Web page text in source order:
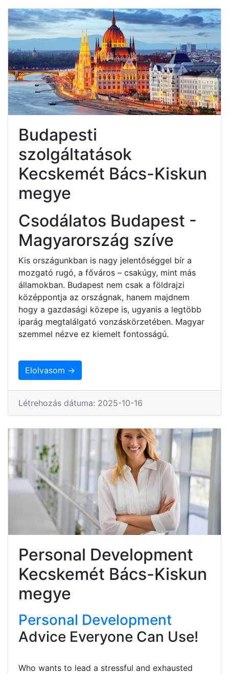
Budapesti
szolgáltatások
Kecskemét Bács-Kiskun
megye
Csodálatos Budapest -
Magyarország szíve
Kis országunkban is nagy jelentőséggel bír a
mozgató rugó, a főváros – csakúgy, mint más
államokban. Budapest nem csak a földrajzi
középpontja az országnak, hanem majdnem
hogy a gazdasági közepe is, ugyanis a legtöbb
iparág megtalálgató vonzáskörzetében. Magyar
szemmel nézve ez kiemelt fontosságú.
Elolvasom →
Létrehozás dátuma: 2025-10-16
Personal Development
Kecskemét Bács-Kiskun
megye
Personal Development
Advice Everyone Can Use!
Who wants to lead a stressful and exhausted